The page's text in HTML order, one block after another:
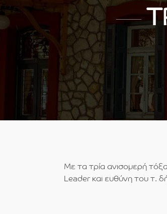
Με τα τρία ανισομερή
Leader και ευθύνη του τ.